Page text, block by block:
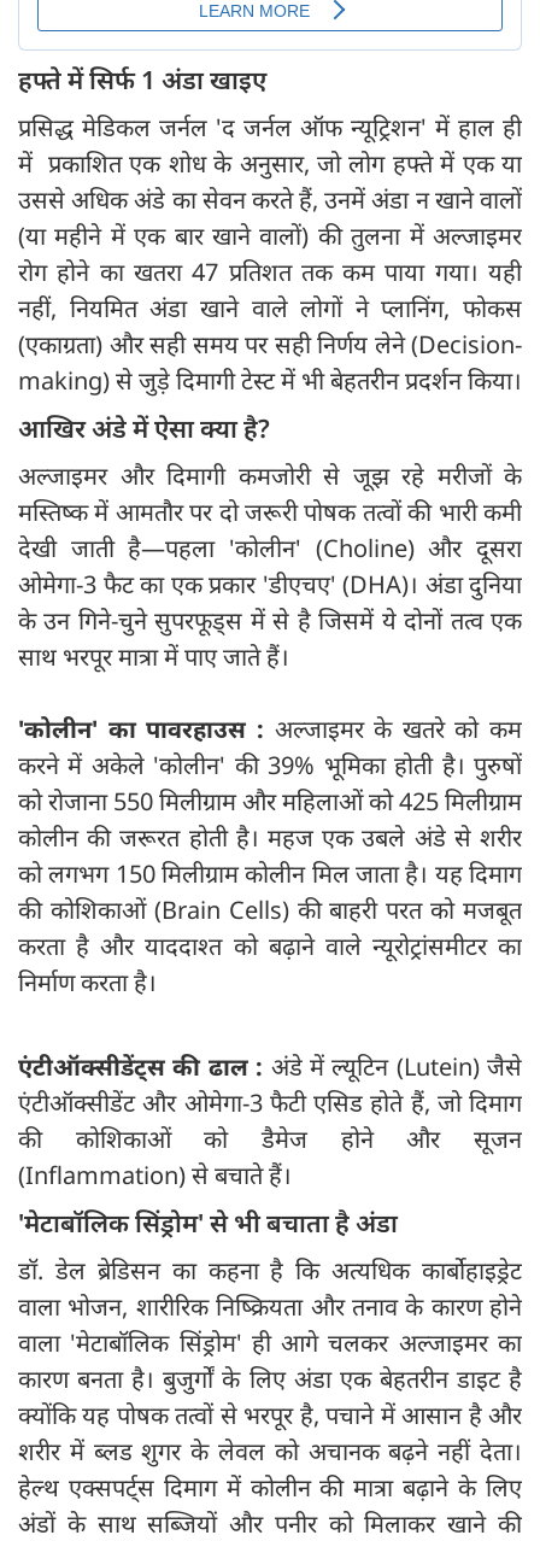
हफ्ते में सिर्फ 1 अंडा खाइए
प्रसिद्ध मेडिकल जर्नल 'द जर्नल ऑफ न्यूट्रिशन' में हाल ही
में प्रकाशित एक शोध के अनुसार, जो लोग हफ्ते में एक या
उससे अधिक अंडे का सेवन करते हैं, उनमें अंडा न खाने वालों
(या महीने में एक बार खाने वालों) की तुलना में अल्जाइमर
रोग होने का खतरा 47 प्रतिशत तक कम पाया गया। यही
नहीं, नियमित अंडा खाने वाले लोगों ने प्लानिंग, फोकस
(एकाग्रता) और सही समय पर सही निर्णय लेने (Decision-
making) से जुड़े दिमागी टेस्ट में भी बेहतरीन प्रदर्शन किया।
आखिर अंडे में ऐसा क्या है?
अल्जाइमर और दिमागी कमजोरी से जूझ रहे मरीजों के
मस्तिष्क में आमतौर पर दो जरूरी पोषक तत्वों की भारी कमी
देखी जाती है—पहला 'कोलीन' (Choline) और दूसरा
ओमेगा-3 फैट का एक प्रकार 'डीएचए' (DHA)। अंडा दुनिया
के उन गिने-चुने सुपरफूड्स में से है जिसमें ये दोनों तत्व एक
साथ भरपूर मात्रा में पाए जाते हैं।
'कोलीन' का पावरहाउस : अल्जाइमर के खतरे को कम
करने में अकेले 'कोलीन' की 39% भूमिका होती है। पुरुषों
को रोजाना 550 मिलीग्राम और महिलाओं को 425 मिलीग्राम
कोलीन की जरूरत होती है। महज एक उबले अंडे से शरीर
को लगभग 150 मिलीग्राम कोलीन मिल जाता है। यह दिमाग
की कोशिकाओं (Brain Cells) की बाहरी परत को मजबूत
करता है और याददाश्त को बढ़ाने वाले न्यूरोट्रांसमीटर का
निर्माण करता है।
एंटीऑक्सीडेंट्स की ढाल : अंडे में ल्यूटिन (Lutein) जैसे
एंटीऑक्सीडेंट और ओमेगा-3 फैटी एसिड होते हैं, जो दिमाग
की कोशिकाओं को डैमेज होने और सूजन
(Inflammation) से बचाते हैं।
'मेटाबॉलिक सिंड्रोम' से भी बचाता है अंडा
डॉ. डेल ब्रेडिसन का कहना है कि अत्यधिक कार्बोहाइड्रेट
वाला भोजन, शारीरिक निष्क्रियता और तनाव के कारण होने
वाला 'मेटाबॉलिक सिंड्रोम' ही आगे चलकर अल्जाइमर का
कारण बनता है। बुजुर्गों के लिए अंडा एक बेहतरीन डाइट है
क्योंकि यह पोषक तत्वों से भरपूर है, पचाने में आसान है और
शरीर में ब्लड शुगर के लेवल को अचानक बढ़ने नहीं देता।
हेल्थ एक्सपर्ट्स दिमाग में कोलीन की मात्रा बढ़ाने के लिए
अंडों के साथ सब्जियों और पनीर को मिलाकर खाने की